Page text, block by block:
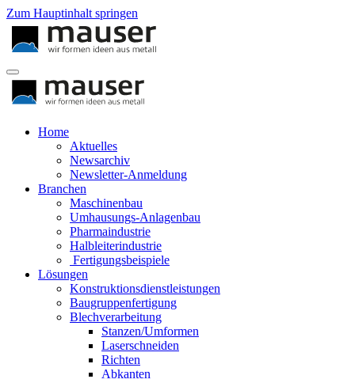
Zum Hauptinhalt springen
Home
Aktuelles
Newsarchiv
Newsletter-Anmeldung
Branchen
Maschinenbau
Umhausungs-Anlagenbau
Pharmaindustrie
Halbleiterindustrie
Fertigungsbeispiele
Lösungen
Konstruktionsdienstleistungen
Baugruppenfertigung
Blechverarbeitung
Stanzen/Umformen
Laserschneiden
Richten
Abkanten